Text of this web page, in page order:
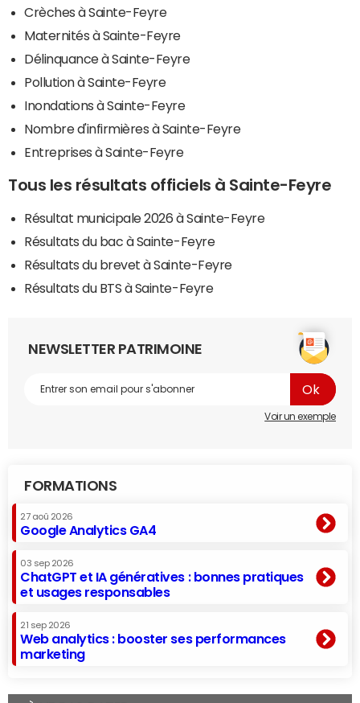
Crèches à Sainte-Feyre
Maternités à Sainte-Feyre
Délinquance à Sainte-Feyre
Pollution à Sainte-Feyre
Inondations à Sainte-Feyre
Nombre d'infirmières à Sainte-Feyre
Entreprises à Sainte-Feyre
Tous les résultats officiels à Sainte-Feyre
Résultat municipale 2026 à Sainte-Feyre
Résultats du bac à Sainte-Feyre
Résultats du brevet à Sainte-Feyre
Résultats du BTS à Sainte-Feyre
NEWSLETTER PATRIMOINE
Voir un exemple
FORMATIONS
27 aoû 2026
Google Analytics GA4
03 sep 2026
ChatGPT et IA génératives : bonnes pratiques
et usages responsables
21 sep 2026
Web analytics : booster ses performances
marketing